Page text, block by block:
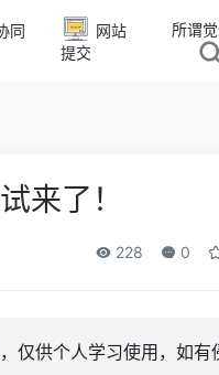
同
网站
提交
所谓
来了！
228 0
仅供个人学习使用，如有